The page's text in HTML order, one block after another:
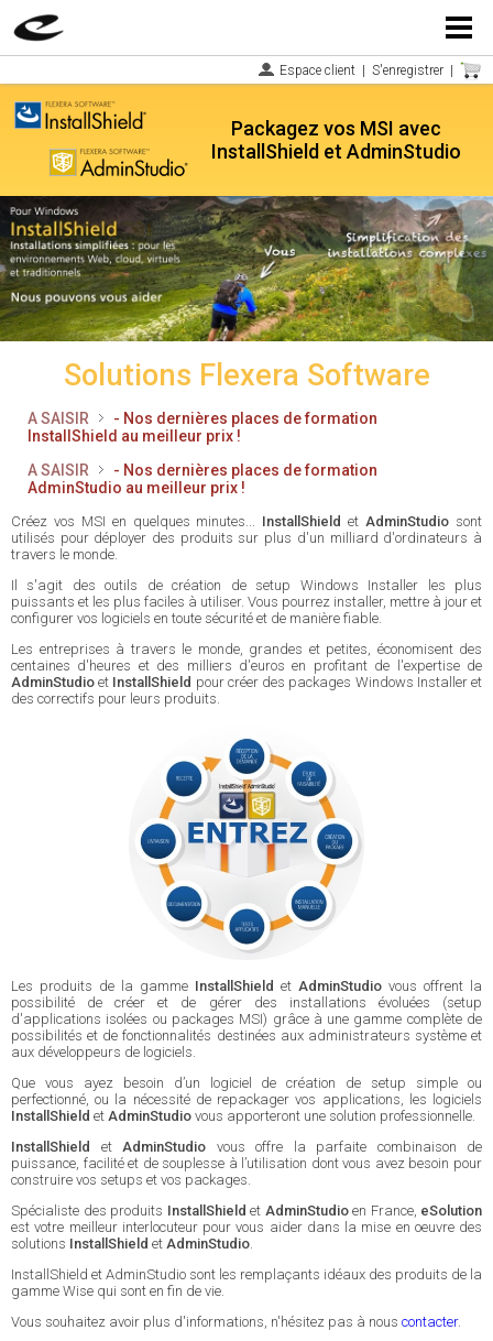
Menu
Espace client S'enregistrer
Packagez vos MSI avec
InstallShield et AdminStudio
Solutions Flexera Software
A SAISIR
- Nos dernières places de formation
InstallShield au meilleur prix !
A SAISIR
- Nos dernières places de formation
AdminStudio au meilleur prix !
Créez vos MSI en quelques minutes... InstallShield etAdminStudio sont
utilisés pour déployer des produits sur plus d'un milliard d'ordinateurs à
travers le monde.
Il s'agit des outils de création de setup Windows Installer les plus
puissants et les plus faciles à utiliser. Vous pourrez installer, mettre à jour et
configurer vos logiciels en toute sécurité et de manière fiable.
Les entreprises à travers le monde, grandes et petites, économisent des
centaines d'heures et des milliers d'euros en profitant de l'expertise de
AdminStudio et InstallShield pour créer des packages Windows Installer et
des correctifs pour leurs produits.
Les produits de la gamme InstallShield et AdminStudio vous offrent la
possibilité de créer et de gérer des installations évoluées (setup
d'applications isolées ou packages MSI) grâce à une gamme complète de
possibilités et de fonctionnalités destinées aux administrateurs système et
aux développeurs de logiciels.
Que vous ayez besoin d’un logiciel de création de setup simple ou
perfectionné, ou la nécessité de repackager vos applications, les logiciels
InstallShield et AdminStudio vous apporteront une solution professionnelle.
InstallShield
et AdminStudio vous offre la parfaite combinaison de
puissance, facilité et de souplesse à l’utilisation dont vous avez besoin pour
construire vos setups et vos packages.
Spécialiste des produits InstallShield et AdminStudioen France, eSolution
est votre meilleur interlocuteur pour vous aider dans la mise en oeuvre des
solutions InstallShield et AdminStudio.
InstallShield et AdminStudio sont les remplaçants idéaux des produits de la
gamme Wise qui sont en fin de vie.
Vous souhaitez avoir plus d'informations, n'hésitez pas à nous contacter.